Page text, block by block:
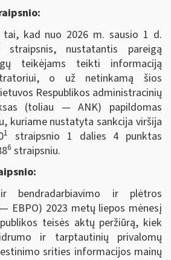
kad nuo 2026 m. sausio 1 d.
straipsnis, nustatantis pareigą
teikėjams teikti informaciją
o už netinkamą šios
Respublikos administracinių
(toliau — ANK) papildomas
kuriame nustatyta sankcija viršija
1
straipsnio 1 dalies 4 punktas
6 straipsniu.
bendradarbiavimo ir plėtros
EBPO) 2023 metų liepos mėnesį
teisės aktų peržiūrą, kiek
ir tarptautinių privalomų
srities informacijos mainų